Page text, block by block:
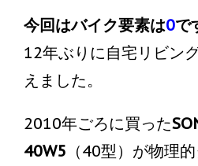
今回はバイク要素は0で
12年ぶりに自宅リビン
えました。
2010年ごろに買った
40W5 （40型）が物理